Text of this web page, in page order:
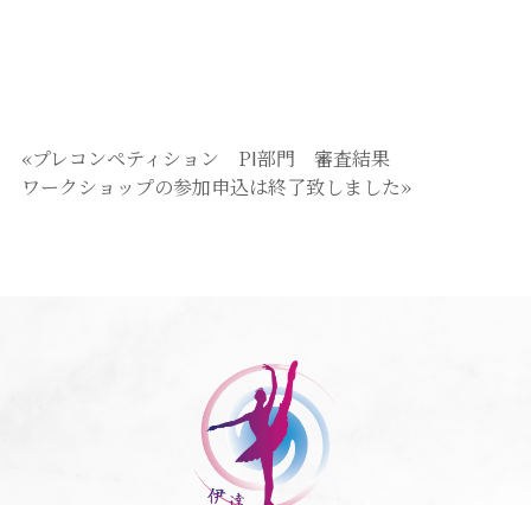
«プレコンペティション PⅠ部門 審査結果
ワークショップの参加申込は終了致しました»